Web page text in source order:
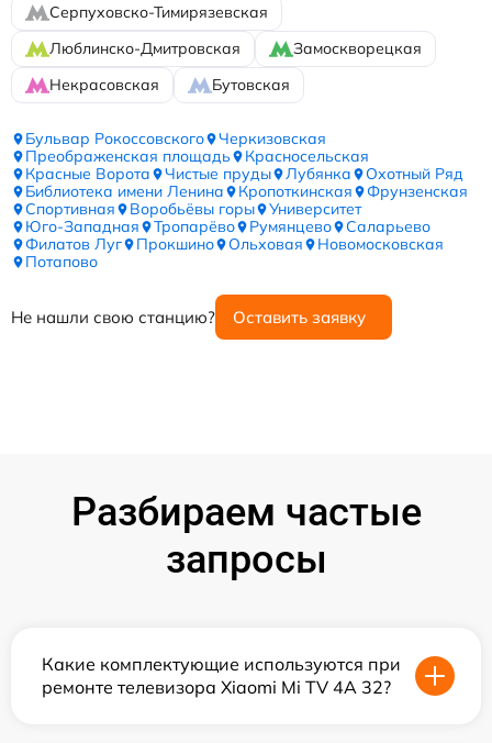
Серпуховско-Тимирязевская
Люблинско-Дмитровская
Замоскворецкая
Некрасовская
Бутовская
Бульвар Рокоссовского
Черкизовская
Преображенская площадь
Красносельская
Красные Ворота
Чистые пруды Лубянка
Охотный Ряд
Библиотека имени Ленина
Кропоткинская
Фрунзенская
Спортивная
Воробьёвы горы
Университет
Юго-Западная
Тропарёво Румянцево
Саларьево
Филатов Луг
Прокшино Ольховая
Новомосковская
Потапово
Не нашли свою станцию? Оставить заявку
Разбираем частые
запросы
Какие комплектующие используются при
ремонте телевизора Xiaomi Mi TV 4A 32?